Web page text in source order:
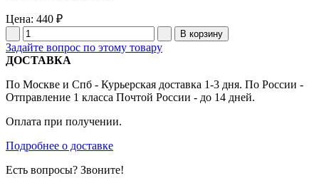
Цена: 440 ₽
Задайте вопрос по этому товару
ДОСТАВКА
По Москве и Спб - Курьерская доставка 1-3 дня. По России -
Отправление 1 класса Почтой России - до 14 дней.
Оплата при получении.
Подробнее о доставке
Есть вопросы? Звоните!